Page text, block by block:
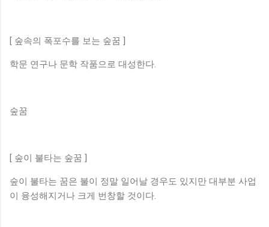
[ 숲속의 폭포수를 보는 숲꿈 ]
학문 연구나 문학 작품으로 대성한다.
숲꿈
[ 숲이 불타는 숲꿈 ]
숲이 불타는 꿈은 불이 정말 일어날 경우도 있지만 대부분 사업
이 융성해지거나 크게 번창할 것이다.